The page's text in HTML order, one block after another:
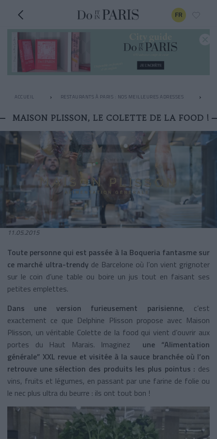
FR
ACCUEIL RESTAURANTS À PARIS : NOS MEILLEURES ADRESSES
MAISON PLISSON, LE COLETTE DE LA FOOD !
11.05.2015
Toute personne qui est passée à la Boqueria fantasme sur
ce marché ultra-trendy de Barcelone où l’on vient grignoter
sur le coin d’une table ou boire un jus tout en faisant ses
petites emplettes.
Dans une version furieusement parisienne, c’est
exactement ce que Delphine Plisson propose avec Maison
Plisson, un véritable Colette de la food qui vient d’ouvrir aux
portes du Haut Marais. Imaginez une “Alimentation
générale” XXL revue et visitée à la sauce branchée où l’on
retrouve une sélection des produits les plus pointus : des
vins, fruits et légumes, en passant par une farine de folie ou
le nec plus ultra du beurre : ils ont tout bon !